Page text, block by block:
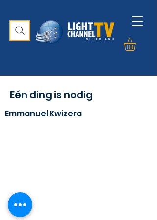
Eén ding is nodig
Emmanuel Kwizera